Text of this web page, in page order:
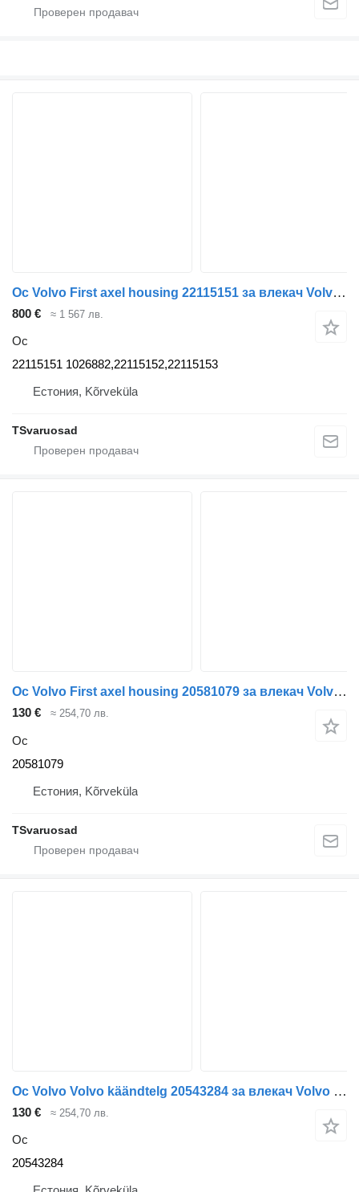
Ос Volvo First axel housing 22115151 за влекач Volvo FH
800 € ≈ 1 567 лв.
Ос
22115151 1026882,22115152,22115153
Естония, Kõrveküla
TSvaruosad
Ос Volvo First axel housing 20581079 за влекач Volvo FH13
130 € ≈ 254,70 лв.
Ос
20581079
Естония, Kõrveküla
TSvaruosad
Ос Volvo Volvo käändtelg 20543284 за влекач Volvo FH13
130 € ≈ 254,70 лв.
Ос
20543284